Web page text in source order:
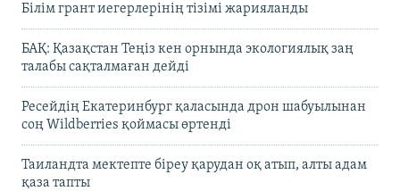
Білім грант иегерлерінің тізімі жарияланды
БАҚ: Қазақстан Теңіз кен орнында экологиялық заң
талабы сақталмаған дейді
Ресейдің Екатеринбург қаласында дрон шабуылынан
соң Wildberries қоймасы өртенді
Таиландта мектепте біреу қарудан оқ атып, алты адам
қаза тапты